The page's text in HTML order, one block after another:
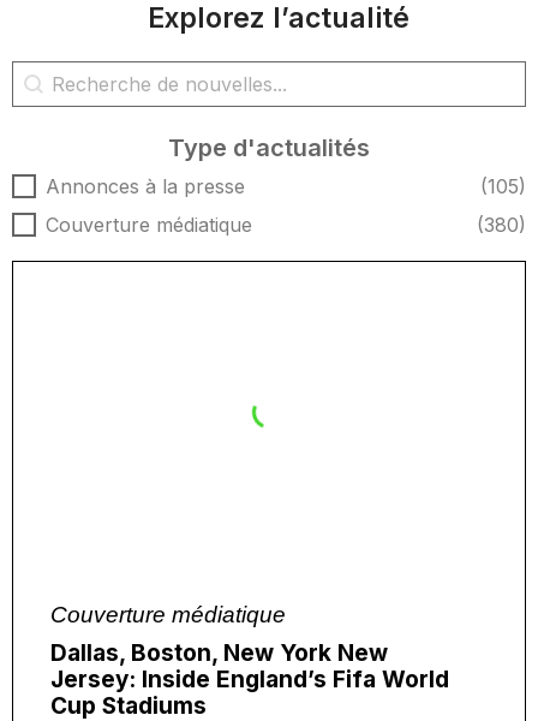
Explorez l’actualité
Rechercher des nouvelles
Rechercher du contenu
Type d'actualités
Type d'actualités
Annonces à la presse
(105)
Couverture médiatique
(380)
Couverture médiatique
Dallas, Boston, New York New
Jersey: Inside England’s Fifa World
Cup Stadiums